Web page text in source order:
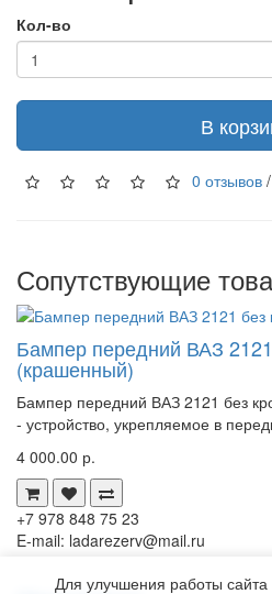
Кол-во
В
0 отзывов /
Сопутствующие
Бампер передний ВАЗ
(крашенный)
Бампер передний ВАЗ 2121 без
- устройство, укрепляемое в
4 000.00 р.
+7 978 848 75 23
E-mail: ladarezerv@mail.ru
Для улучшения работы